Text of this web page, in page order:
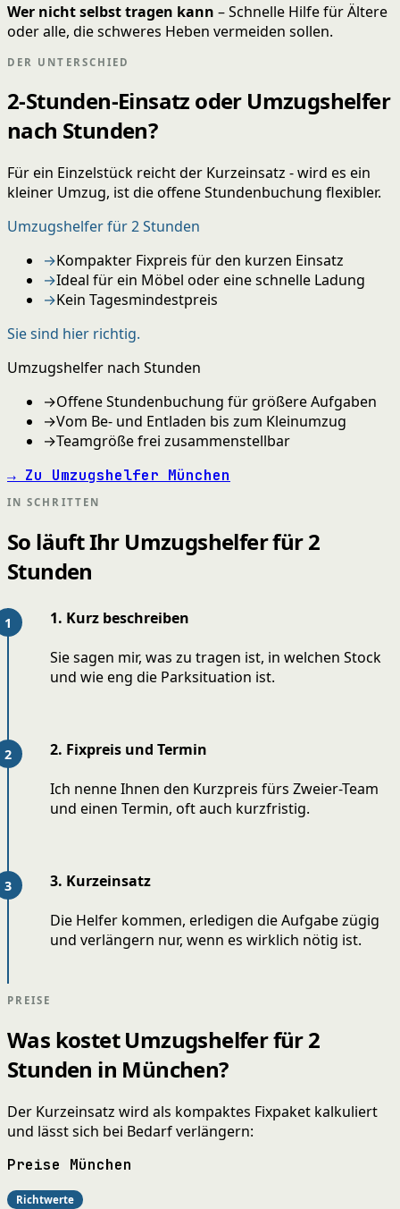
Wer nicht selbst tragen kann – Schnelle Hilfe für Ältere
oder alle, die schweres Heben vermeiden sollen.
DER UNTERSCHIED
2-Stunden-Einsatz oder Umzugshelfer
nach Stunden?
Für ein Einzelstück reicht der Kurzeinsatz - wird es ein
kleiner Umzug, ist die offene Stundenbuchung flexibler.
Umzugshelfer für 2 Stunden
→Kompakter Fixpreis für den kurzen Einsatz
→Ideal für ein Möbel oder eine schnelle Ladung
→Kein Tagesmindestpreis
Sie sind hier richtig.
Umzugshelfer nach Stunden
→Offene Stundenbuchung für größere Aufgaben
→Vom Be- und Entladen bis zum Kleinumzug
→Teamgröße frei zusammenstellbar
→ Zu Umzugshelfer München
IN SCHRITTEN
So läuft Ihr Umzugshelfer für 2
Stunden
1. Kurz beschreiben
Sie sagen mir, was zu tragen ist, in welchen Stock
und wie eng die Parksituation ist.
2. Fixpreis und Termin
Ich nenne Ihnen den Kurzpreis fürs Zweier-Team
und einen Termin, oft auch kurzfristig.
3. Kurzeinsatz
Die Helfer kommen, erledigen die Aufgabe zügig
und verlängern nur, wenn es wirklich nötig ist.
PREISE
Was kostet Umzugshelfer für 2
Stunden in München?
Der Kurzeinsatz wird als kompaktes Fixpaket kalkuliert
und lässt sich bei Bedarf verlängern:
Preise München
Richtwerte